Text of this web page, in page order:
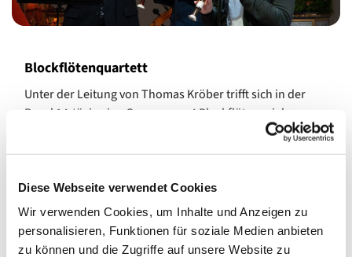
Diese Webseite verwendet Cookies
Wir verwenden Cookies, um Inhalte und Anzeigen zu
personalisieren, Funktionen für soziale Medien anbieten
zu können und die Zugriffe auf unsere Website zu
Blockflötenquartett
Unter der Leitung von Thomas Kröber trifft sich in der
Regel 14-tägig eine Gruppe von 4 Blockflötenspielern zur
Probe im Pfarrhaus. Jede Stimme ist einzeln besetzt, was
ein fundiertes musikalisches Können voraussetzt. In den
aus verschiedenen Musikepochen geübt und dann im
Gottesdienst zu Gehör gebracht.
Kontakt: Thomas Kröber